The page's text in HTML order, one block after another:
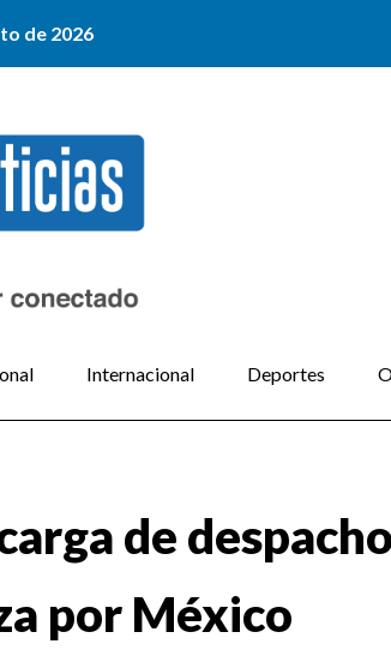
de 2026
Internacional Deportes
de
por México